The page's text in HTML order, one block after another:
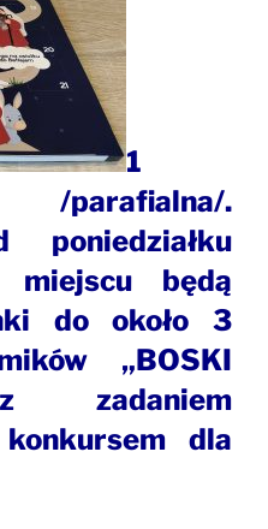
1
.
poniedziałku
będą
do około 3
„BOSKI
zadaniem
dla